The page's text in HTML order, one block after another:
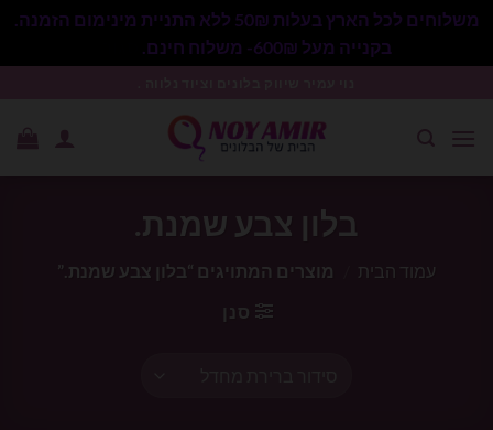
משלוחים לכל הארץ בעלות 50₪ ללא התניית מינימום הזמנה.
בקנייה מעל 600₪- משלוח חינם.
בלון צבע שמנת.
עמוד הבית
מוצרים המתויגים “בלון צבע שמנת.”
סנן